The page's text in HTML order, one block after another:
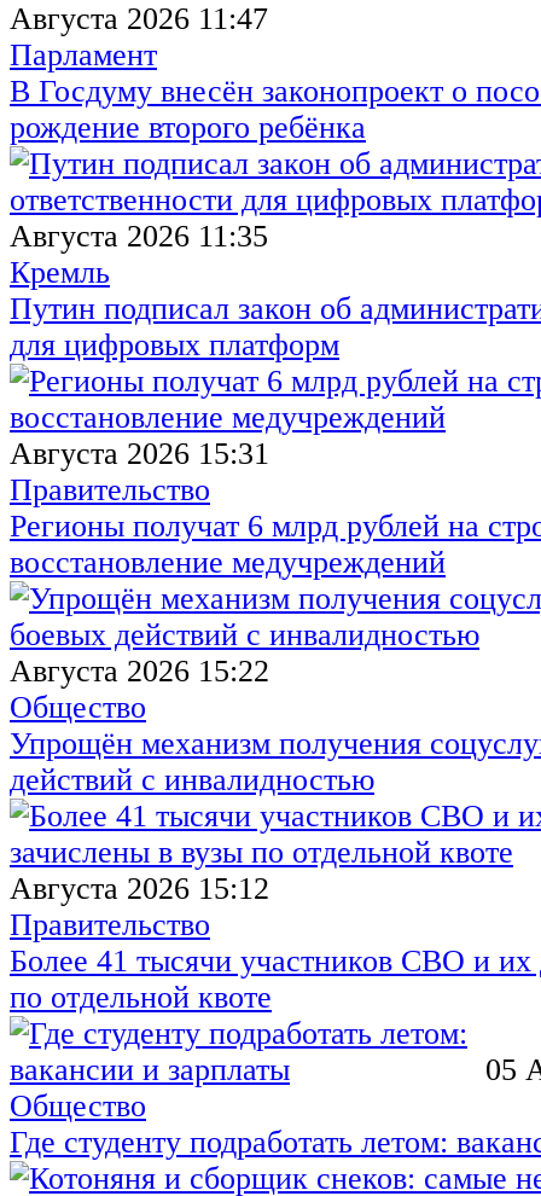
Августа 2026 11:47
Парламент
В Госдуму внесён законопроект о
рождение второго ребёнка
Августа 2026 11:35
Кремль
Путин подписал закон об
для цифровых платформ
Августа 2026 15:31
Правительство
Регионы получат 6 млрд рублей на
восстановление медучреждений
Августа 2026 15:22
Общество
Упрощён механизм получения
действий с инвалидностью
Августа 2026 15:12
Правительство
Более 41 тысячи участников СВО и их
по отдельной квоте
05
Общество
Где студенту подработать летом: